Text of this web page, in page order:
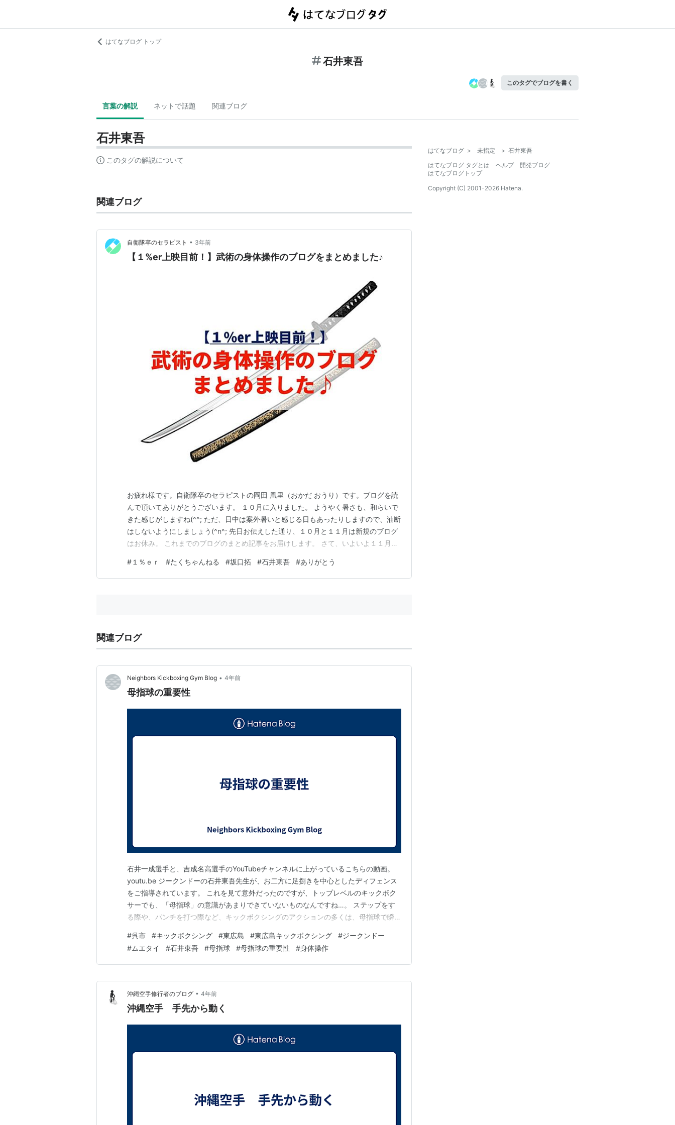
はてなブログ トップ
石井東吾
このタグでブログを書く
言葉の解説 ネットで話題 関連ブログ
石井東吾
このタグの解説について
関連ブログ
自衛隊卒のセラピスト • 3年前
【１%er上映目前！】武術の身体操作のブログをまとめました♪
お疲れ様です。自衛隊卒のセラピストの岡田 凰里（おかだ おうり）です。ブログを読
んで頂いてありがとうございます。 １０月に入りました。 ようやく暑さも、和らいで
きた感じがしますね(^^; ただ、日中は案外暑いと感じる日もあったりしますので、油断
はしないようにしましょう(^n^; 先日お伝えした通り、１０月と１１月は新規のブログ
はお休み。 これまでのブログのまとめ記事をお届けします。 さて、いよいよ１１月１
での武術の身体操作のブログをまとめました(^^) 是非ご覧になって、映画をより楽しん
でいただければと思います(^…
# １％ｅｒ #たくちゃんねる #坂口拓 #石井東吾 #ありがとう
関連ブログ
Neighbors Kickboxing Gym Blog • 4年前
母指球の重要性
石井一成選手と、吉成名高選手のYouTubeチャンネルに上がっているこちらの動画。
youtu.be ジークンドーの石井東吾先生が、お二方に足捌きを中心としたディフェンス
をご指導されています。 これを見て意外だったのですが、トップレベルのキックボク
サーでも、「母指球」の意識があまりできていないものなんですね…。 ステップをす
る際や、パンチを打つ際など、キックボクシングのアクションの多くは、母指球で瞬間
ては僕が日頃から言っていることなので、この辺は選手クラスの会員さんにはほぼ説明
していることです。 そして、ここからはも…
#呉市 #キックボクシング #東広島 #東広島キックボクシング #ジークンドー
#ムエタイ #石井東吾 #母指球 #母指球の重要性 #身体操作
沖縄空手修行者のブログ • 4年前
沖縄空手 手先から動く
はてなブログ > 未指定 > 石井東吾
はてなブログ タグとは
ヘルプ
開発ブログ
はてなブログトップ
Copyright (C) 2001-2026 Hatena.